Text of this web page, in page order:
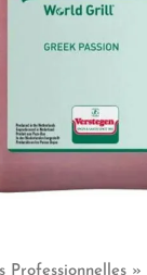
Professionnelles »